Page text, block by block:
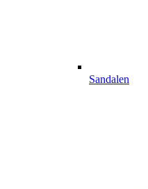
Sandalen